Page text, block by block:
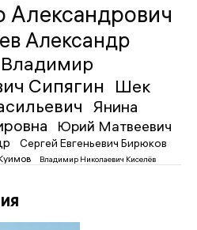
Александрович
Александр
Владимир
Сипягин Шек
Янина
Юрий Матвеевич
Сергей Евгеньевич Бирюков
Владимир Николаевич Киселёв